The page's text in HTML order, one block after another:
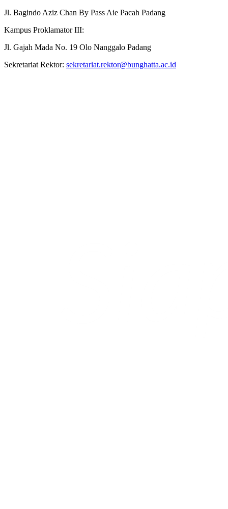
Jl. Bagindo Aziz Chan By Pass Aie Pacah Padang
Kampus Proklamator III:
Jl. Gajah Mada No. 19 Olo Nanggalo Padang
Sekretariat Rektor: sekretariat.rektor@bunghatta.ac.id